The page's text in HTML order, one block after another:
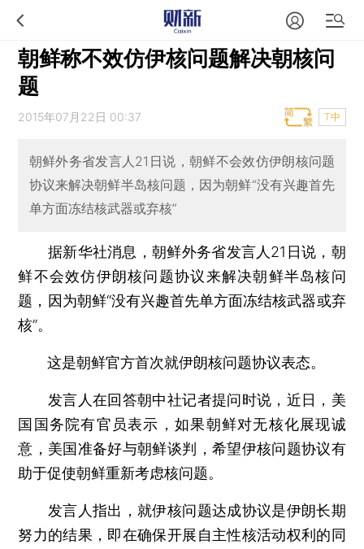
朝鲜称不效仿伊核问题解决朝核问
题
2015年07月22日 00:37 T中
朝鲜外务省发言人21日说，朝鲜不会效仿伊朗核问题
协议来解决朝鲜半岛核问题，因为朝鲜“没有兴趣首先
单方面冻结核武器或弃核”
据新华社消息，朝鲜外务省发言人21日说，朝
鲜不会效仿伊朗核问题协议来解决朝鲜半岛核问
题，因为朝鲜“没有兴趣首先单方面冻结核武器或弃
核”。
这是朝鲜官方首次就伊朗核问题协议表态。
发言人在回答朝中社记者提问时说，近日，美
国国务院有官员表示，如果朝鲜对无核化展现诚
意，美国准备好与朝鲜谈判，希望伊核问题协议有
助于促使朝鲜重新考虑核问题。
发言人指出，就伊核问题达成协议是伊朗长期
努力的结果，即在确保开展自主性核活动权利的同